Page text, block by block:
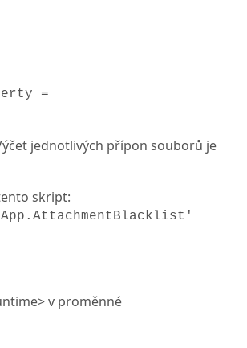
=
jednotlivých přípon souborů je
skript:
v proměnné